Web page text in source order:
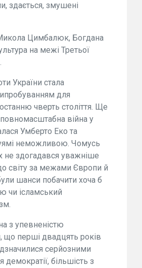
здається, змушені
Цимбалюк, Богдана
на межі Третьої
України стала
для
чверть століття. Ще
війна у
Умберто Еко та
неможливою. Чомусь
не здогадався уважніше
світу за межами Європи й
шанси побачити хоча б
чи ісламський
з упевненістю
що перші двадцять років
серйозними
більшість з